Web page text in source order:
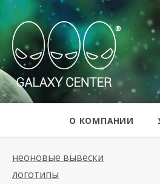
Galaxy
О КОМПАНИИ
неоновые вывески
логотипы